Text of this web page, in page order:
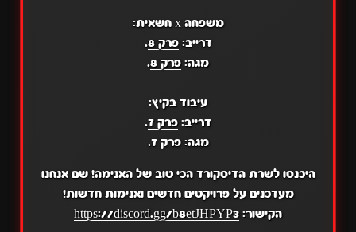
משפחה x חשאית:
דרייב:פרק 8 .
מגה: פרק 8 .
עיבוד בקיץ:
דרייב: פרק 7
.
מגה:פרק 7 .
היכנסו לשרת הדיסקורד הכי טוב של האנימה! שם אנחנו
מעדכנים על פרויקטים חדשים ואנימות חדשות!
הקישור: https://discord.gg/b8etJHPYP3